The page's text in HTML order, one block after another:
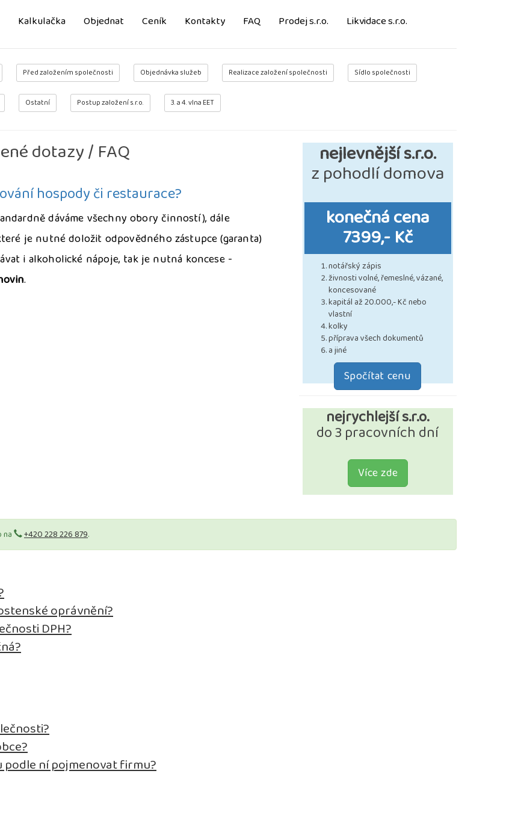
Kalkulačka Objednat Ceník Kontakty FAQ Prodej s.r.o. Likvidace s.r.o.
Před založením společnosti Objednávka služeb Realizace založení společnosti Sídlo společnosti
Ostatní Postup založení s.r.o. 3. a 4. vlna EET
dotazy / FAQ
hospody či restaurace?
dáváme všechny obory činností), dále
je nutné doložit odpovědného zástupce (garanta)
i alkoholické nápoje, tak je nutná koncese -
.
nejlevnější s.r.o.
z pohodlí domova
konečná cena
7399,- Kč
notářský zápis
živnosti volné, řemeslné, vázané,
koncesované
kapitál až 20.000,- Kč nebo
vlastní
kolky
příprava všech dokumentů
a jiné
Spočítat cenu
nejrychlejší s.r.o.
do 3 pracovních dní
Více zde
na +420 228 226 879.
oprávnění?
DPH?
ní pojmenovat firmu?